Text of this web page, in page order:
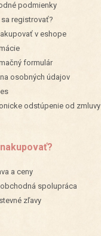
podmienky
sa registrovať?
v eshope
formulár
osobných údajov
odstúpenie od zmluvy
a ceny
spolupráca
zľavy